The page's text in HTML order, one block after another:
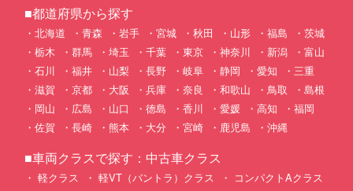
■都道府県から探す
北海道 青森 岩手 宮城 秋田 山形 福島
茨城
栃木
群馬 埼玉 千葉 東京 神奈川 新潟
富山
石川
福井 山梨 長野 岐阜 静岡 愛知
三重
滋賀
京都 大阪 兵庫 奈良 和歌山 鳥取
島根
岡山
広島 山口 徳島 香川 愛媛 高知
福岡
佐賀
長崎 熊本 大分 宮崎 鹿児島 沖縄
■車両クラスで探す：中古車クラス
軽クラス 軽VT（バントラ）クラス
コンパクトAクラス